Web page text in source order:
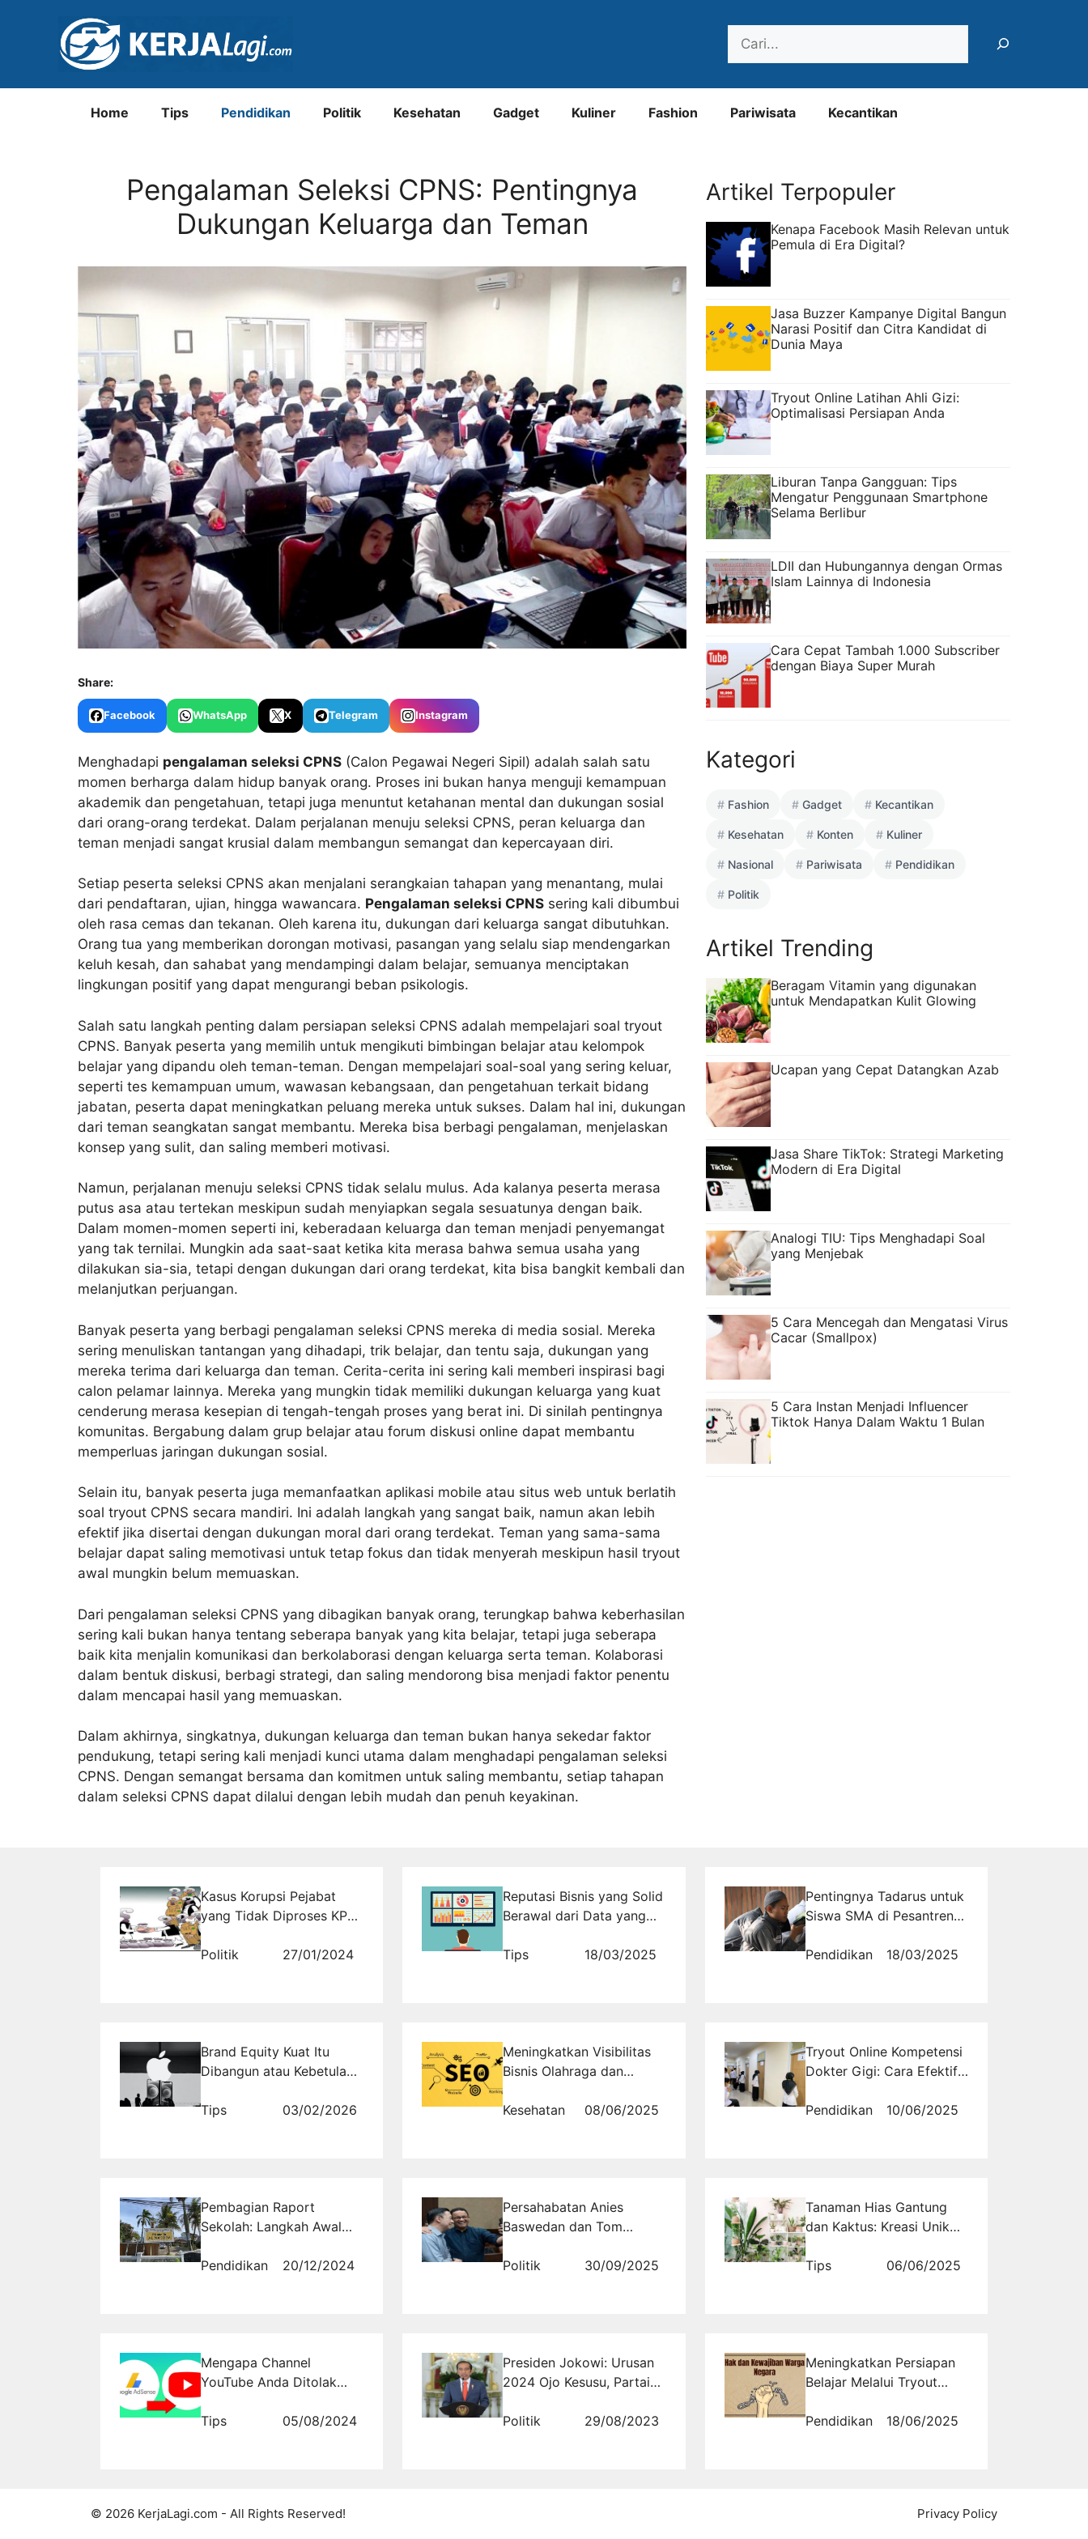
Home Tips Pendidikan Politik Kesehatan Gadget Kuliner Fashion Pariwisata Kecantikan
Pengalaman Seleksi CPNS: Pentingnya
Dukungan Keluarga dan Teman
Share:
Facebook WhatsApp X Telegram Instagram
Menghadapi pengalaman seleksi CPNS (Calon Pegawai Negeri Sipil) adalah salah satu
momen berharga dalam hidup banyak orang. Proses ini bukan hanya menguji kemampuan
akademik dan pengetahuan, tetapi juga menuntut ketahanan mental dan dukungan sosial
dari orang-orang terdekat. Dalam perjalanan menuju seleksi CPNS, peran keluarga dan
teman menjadi sangat krusial dalam membangun semangat dan kepercayaan diri.
Setiap peserta seleksi CPNS akan menjalani serangkaian tahapan yang menantang, mulai
dari pendaftaran, ujian, hingga wawancara. Pengalaman seleksi CPNS sering kali dibumbui
oleh rasa cemas dan tekanan. Oleh karena itu, dukungan dari keluarga sangat dibutuhkan.
Orang tua yang memberikan dorongan motivasi, pasangan yang selalu siap mendengarkan
keluh kesah, dan sahabat yang mendampingi dalam belajar, semuanya menciptakan
lingkungan positif yang dapat mengurangi beban psikologis.
Salah satu langkah penting dalam persiapan seleksi CPNS adalah mempelajari soal tryout
CPNS. Banyak peserta yang memilih untuk mengikuti bimbingan belajar atau kelompok
belajar yang dipandu oleh teman-teman. Dengan mempelajari soal-soal yang sering keluar,
seperti tes kemampuan umum, wawasan kebangsaan, dan pengetahuan terkait bidang
jabatan, peserta dapat meningkatkan peluang mereka untuk sukses. Dalam hal ini, dukungan
dari teman seangkatan sangat membantu. Mereka bisa berbagi pengalaman, menjelaskan
konsep yang sulit, dan saling memberi motivasi.
Namun, perjalanan menuju seleksi CPNS tidak selalu mulus. Ada kalanya peserta merasa
putus asa atau tertekan meskipun sudah menyiapkan segala sesuatunya dengan baik.
Dalam momen-momen seperti ini, keberadaan keluarga dan teman menjadi penyemangat
yang tak ternilai. Mungkin ada saat-saat ketika kita merasa bahwa semua usaha yang
dilakukan sia-sia, tetapi dengan dukungan dari orang terdekat, kita bisa bangkit kembali dan
melanjutkan perjuangan.
Banyak peserta yang berbagi pengalaman seleksi CPNS mereka di media sosial. Mereka
sering menuliskan tantangan yang dihadapi, trik belajar, dan tentu saja, dukungan yang
mereka terima dari keluarga dan teman. Cerita-cerita ini sering kali memberi inspirasi bagi
calon pelamar lainnya. Mereka yang mungkin tidak memiliki dukungan keluarga yang kuat
cenderung merasa kesepian di tengah-tengah proses yang berat ini. Di sinilah pentingnya
komunitas. Bergabung dalam grup belajar atau forum diskusi online dapat membantu
memperluas jaringan dukungan sosial.
Selain itu, banyak peserta juga memanfaatkan aplikasi mobile atau situs web untuk berlatih
soal tryout CPNS secara mandiri. Ini adalah langkah yang sangat baik, namun akan lebih
efektif jika disertai dengan dukungan moral dari orang terdekat. Teman yang sama-sama
belajar dapat saling memotivasi untuk tetap fokus dan tidak menyerah meskipun hasil tryout
awal mungkin belum memuaskan.
Dari pengalaman seleksi CPNS yang dibagikan banyak orang, terungkap bahwa keberhasilan
sering kali bukan hanya tentang seberapa banyak yang kita belajar, tetapi juga seberapa
baik kita menjalin komunikasi dan berkolaborasi dengan keluarga serta teman. Kolaborasi
dalam bentuk diskusi, berbagi strategi, dan saling mendorong bisa menjadi faktor penentu
dalam mencapai hasil yang memuaskan.
Dalam akhirnya, singkatnya, dukungan keluarga dan teman bukan hanya sekedar faktor
pendukung, tetapi sering kali menjadi kunci utama dalam menghadapi pengalaman seleksi
CPNS. Dengan semangat bersama dan komitmen untuk saling membantu, setiap tahapan
dalam seleksi CPNS dapat dilalui dengan lebih mudah dan penuh keyakinan.
Artikel Terpopuler
Kenapa Facebook Masih Relevan untuk
Pemula di Era Digital?
Jasa Buzzer Kampanye Digital Bangun
Narasi Positif dan Citra Kandidat di
Dunia Maya
Tryout Online Latihan Ahli Gizi:
Optimalisasi Persiapan Anda
Liburan Tanpa Gangguan: Tips
Mengatur Penggunaan Smartphone
Selama Berlibur
LDII dan Hubungannya dengan Ormas
Islam Lainnya di Indonesia
Cara Cepat Tambah 1.000 Subscriber
dengan Biaya Super Murah
Kategori
Fashion Gadget Kecantikan
Kesehatan Konten Kuliner
Nasional Pariwisata Pendidikan
Politik
Artikel Trending
Beragam Vitamin yang digunakan
untuk Mendapatkan Kulit Glowing
Ucapan yang Cepat Datangkan Azab
Jasa Share TikTok: Strategi Marketing
Modern di Era Digital
Analogi TIU: Tips Menghadapi Soal
yang Menjebak
5 Cara Mencegah dan Mengatasi Virus
Cacar (Smallpox)
5 Cara Instan Menjadi Influencer
Tiktok Hanya Dalam Waktu 1 Bulan
Kasus Korupsi Pejabat
yang Tidak Diproses KPK
Politik
27/01/2024
Reputasi Bisnis yang Solid
Berawal dari Data yang
Tips
18/03/2025
Pentingnya Tadarus untuk
Siswa SMA di Pesantren
Al Masoem
Pendidikan
18/03/2025
Brand Equity Kuat Itu
Dibangun atau Kebetulan
Pelanggan Datang Sendiri
Tips 03/02/2026
Meningkatkan Visibilitas
Bisnis Olahraga dan
Strategi Digital yang
Kesehatan 08/06/2025
Tryout Online Kompetensi
Dokter Gigi: Cara Efektif
Persiapan Mental yang
Pendidikan 10/06/2025
Pembagian Raport
Sekolah: Langkah Awal
Akademik
Pendidikan 20/12/2024
Persahabatan Anies
Baswedan dan Tom
Perhatian Publik
Politik 30/09/2025
Tanaman Hias Gantung
dan Kaktus: Kreasi Unik
untuk Kolektor
Tips
06/06/2025
Mengapa Channel
YouTube Anda Ditolak
Tips
05/08/2024
Presiden Jokowi: Urusan
2024 Ojo Kesusu, Partai
Ngidul
Politik 29/08/2023
Meningkatkan Persiapan
Belajar Melalui Tryout
Pendidikan
18/06/2025
Privacy Policy
© 2026 KerjaLagi.com - All Rights Reserved!